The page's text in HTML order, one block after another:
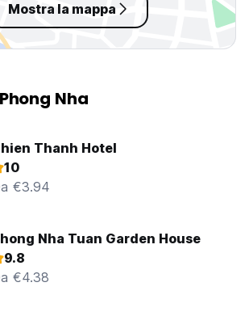
Mostra la mappa
Nha
Thanh Hotel
10
€3.94
Nha Tuan Garden House
9.8
€4.38